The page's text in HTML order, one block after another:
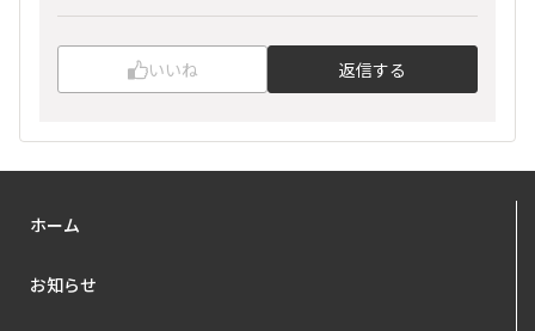
いいね 返信する
ホーム
お知らせ